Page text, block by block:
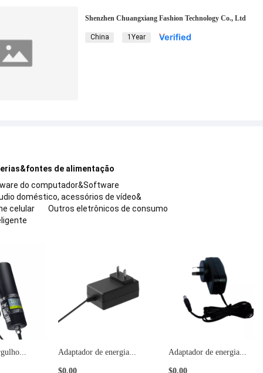
Shenzhen Chuangxiang Fashion Technology Co., Ltd
China 1Year
de alimentação
do computador&Software
doméstico, acessórios de vídeo&
celular
Outros eletrônicos de consumo
de energia... Carregamento rápido ... Adaptador de